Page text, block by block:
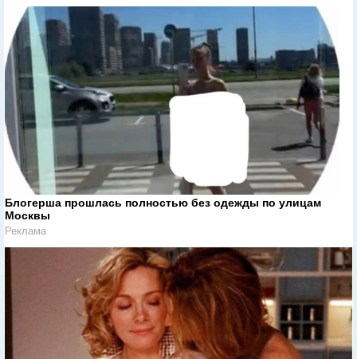
Блогерша прошлась полностью без одежды по улицам
Москвы
Реклама